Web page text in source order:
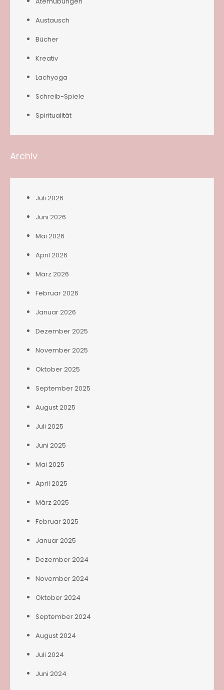
Austausch
Bücher
Kreativ
Lachyoga
Schreib-Spiele
Spiritualität
Archiv
Juli 2026
Juni 2026
Mai 2026
April 2026
März 2026
Februar 2026
Januar 2026
Dezember 2025
November 2025
Oktober 2025
September 2025
August 2025
Juli 2025
Juni 2025
Mai 2025
April 2025
März 2025
Februar 2025
Januar 2025
Dezember 2024
November 2024
Oktober 2024
September 2024
August 2024
Juli 2024
Juni 2024